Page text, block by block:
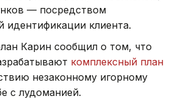
— посредством
идентификации клиента.
Карин сообщил о том, что
комплексный план
незаконному игорному
с лудоманией.